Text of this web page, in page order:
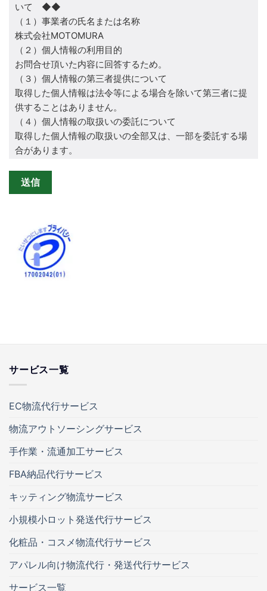
いて ◆◆
（１）事業者の氏名または名称
株式会社MOTOMURA
（２）個人情報の利用目的
お問合せ頂いた内容に回答するため。
（３）個人情報の第三者提供について
取得した個人情報は法令等による場合を除いて第三者に提
供することはありません。
（４）個人情報の取扱いの委託について
取得した個人情報の取扱いの全部又は、一部を委託する場
合があります。
個人情報を与えることは任意です。個人情報に関する情報
の一部をご提供いただけない場合は、お問い合わせ内容に
（６）開示対象個人情報の開示等および問い合わせ窓口に
ついて
ご本人からの求めにより、当社が保有する開示対象個人情
報に関する利用目的の通知、開示、内容の訂正・追加また
は削除、利用停止、消去および第三者提供の停止(以下、開
クッキーやウェブビーコン等を用いるなどして、本人が容
（８）個人情報の安全管理措置について
取得した個人情報については、漏洩、減失またはき損の防
止と是正、その他個人情報の安全管理のために必要かつ適
切な措置を講じます。 お問合せへの回答後、取得した個人
（９）個人情報保護方針
当社ホームページの個人情報保護方針をご覧下さい。
問合せ先
窓口の名称：個人情報相談窓口
個人情報保護管理者：芦澤 和男
サービス一覧
EC物流代行サービス
物流アウトソーシングサービス
手作業・流通加工サービス
FBA納品代行サービス
キッティング物流サービス
小規模小ロット発送代行サービス
化粧品・コスメ物流代行サービス
アパレル向け物流代行・発送代行サービス
サービス一覧